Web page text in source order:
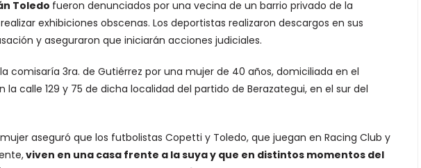
Toledo fueron denunciados por una vecina de un barrio privado de la
exhibiciones obscenas. Los deportistas realizaron descargos en sus
y aseguraron que iniciarán acciones judiciales.
comisaría 3ra. de Gutiérrez por una mujer de 40 años, domiciliada en el
la calle 129 y 75 de dicha localidad del partido de Berazategui, en el sur del
aseguró que los futbolistas Copetti y Toledo, que juegan en Racing Club y
viven en una casa frente a la suya y que en distintos momentos del